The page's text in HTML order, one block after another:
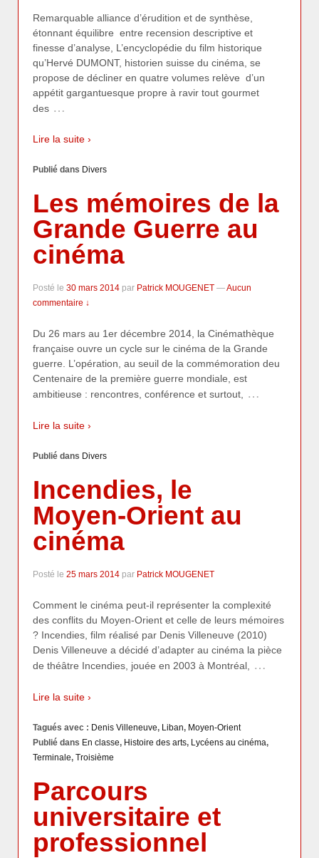
Remarquable alliance d’érudition et de synthèse,
étonnant équilibre entre recension descriptive et
finesse d’analyse, L’encyclopédie du film historique
qu’Hervé DUMONT, historien suisse du cinéma, se
propose de décliner en quatre volumes relève d’un
appétit gargantuesque propre à ravir tout gourmet
des …
Lire la suite ›
Publié dans Divers
Les mémoires de la
Grande Guerre au
cinéma
Posté le 30 mars 2014 par Patrick MOUGENET —Aucun
commentaire ↓
Du 26 mars au 1er décembre 2014, la Cinémathèque
française ouvre un cycle sur le cinéma de la Grande
guerre. L’opération, au seuil de la commémoration deu
Centenaire de la première guerre mondiale, est
ambitieuse : rencontres, conférence et surtout, …
Lire la suite ›
Publié dans Divers
Incendies, le
Moyen-Orient au
cinéma
Posté le 25 mars 2014 par Patrick MOUGENET
Comment le cinéma peut-il représenter la complexité
des conflits du Moyen-Orient et celle de leurs mémoires
? Incendies, film réalisé par Denis Villeneuve (2010)
Denis Villeneuve a décidé d’adapter au cinéma la pièce
de théâtre Incendies, jouée en 2003 à Montréal, …
Lire la suite ›
Tagués avec : Denis Villeneuve, Liban, Moyen-Orient
Publié dans En classe, Histoire des arts, Lycéens au cinéma,
Terminale, Troisième
Parcours
universitaire et
professionnel